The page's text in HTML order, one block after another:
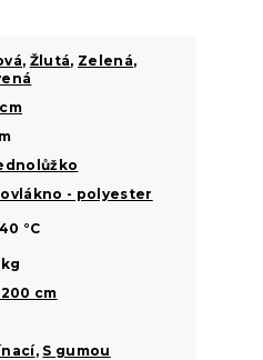
, Žlutá, Zelená,
- polyester
°C
cm
, S gumou